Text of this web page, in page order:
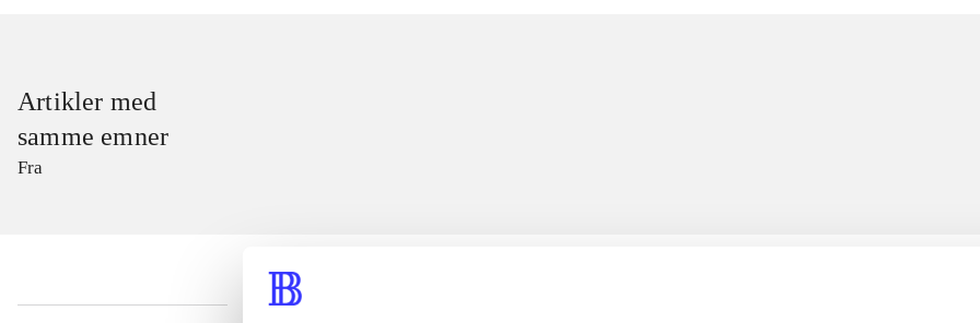
Artikler med
samme emner
Fra